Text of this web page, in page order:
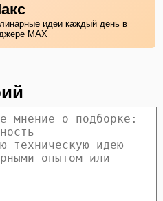
идеи каждый день в
MAX